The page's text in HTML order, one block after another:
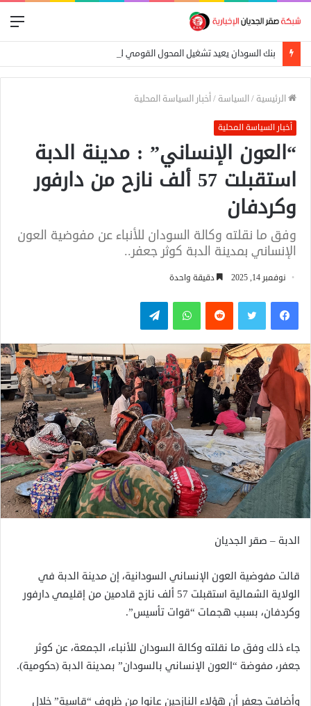
بنك السودان يعيد تشغيل المحول القومي للدفع الإلكتروني
الرئيسية /السياسة /أخبار السياسة المحلية
أخبار السياسة المحلية
“العون الإنساني” : مدينة الدبة
استقبلت 57 ألف نازح من دارفور
وكردفان
وفق ما نقلته وكالة السودان للأنباء عن مفوضية العون
الإنساني بمدينة الدبة كوثر جعفر..
نوفمبر 14, 2025 دقيقة واحدة
فيسبوكتويتر واتساب تيلقرام
الدبة – صقر الجديان
قالت مفوضية العون الإنساني السودانية، إن مدينة الدبة في
الولاية الشمالية استقبلت 57 ألف نازح قادمين من إقليمي دارفور
وكردفان، بسبب هجمات “قوات تأسيس”.
جاء ذلك وفق ما نقلته وكالة السودان للأنباء، الجمعة، عن كوثر
جعفر، مفوضة “العون الإنساني بالسودان” بمدينة الدبة (حكومية).
وأضافت جعفر أن هؤلاء النازحين عانوا من ظروف “قاسية” خلال